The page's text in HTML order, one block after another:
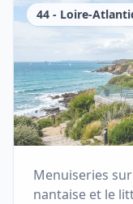
44 - Loire-
Menuiseries
nantaise et le